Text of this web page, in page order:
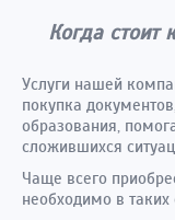
Когда стоит
Услуги нашей
покупка
образования,
сложившихся
Чаще всего
необходимо в таких